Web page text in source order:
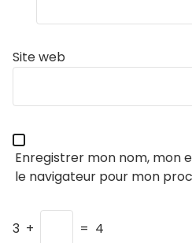
Site web
Enregistrer mon nom, mon
le navigateur pour mon
3 + = 4